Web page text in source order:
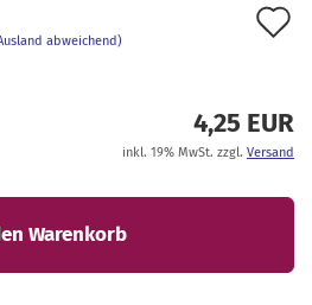
abweichend)
4,25 EUR
inkl. 19% MwSt. zzgl. Versand
Warenkorb